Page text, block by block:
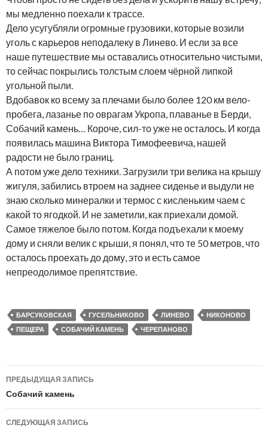
мы медленно поехали к трассе.
Дело усугубляли огромные грузовики, которые возили
уголь с карьеров неподалеку в Линево. И если за все
наше путешествие мы оставались относительно чистыми,
то сейчас покрылись толстым слоем чёрной липкой
угольной пыли.
Вдобавок ко всему за плечами было более 120 км вело-
пробега, лазанье по оврагам Укропа, плаванье в Берди,
Собачий камень… Короче, сил-то уже не осталось. И когда
появилась машина Виктора Тимофеевича, нашей
радости не было границ.
А потом уже дело техники. Загрузили три велика на крышу
жигуля, забились втроем на заднее сиденье и выдули не
знаю сколько минералки и термос с кисленьким чаем с
какой то ягодкой. И не заметили, как приехали домой.
Самое тяжелое было потом. Когда подъехали к моему
дому и сняли велик с крыши, я понял, что те 50 метров, что
осталось проехать до дому, это и есть самое
непреодолимое препятствие.
БАРСУКОВСКАЯ ГУСЕЛЬНИКОВО ЛИНЕВО
НИКОНОВО
ПЕЩЕРА
СОБАЧИЙ КАМЕНЬ ЧЕРЕПАНОВО
Навигация
по
ПРЕДЫДУЩАЯ ЗАПИСЬ
Собачий камень
СЛЕДУЮЩАЯ ЗАПИСЬ